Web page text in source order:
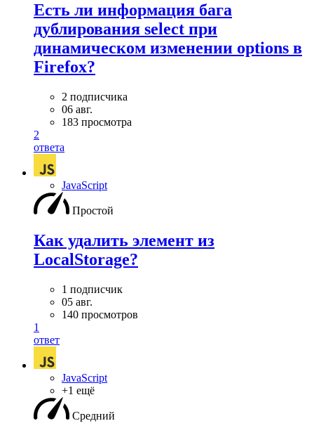
Есть ли информация бага
дублирования select при
динамическом изменении options в
Firefox?
2 подписчика
06 авг.
183 просмотра
2
ответа
JavaScript
Простой
Как удалить элемент из
LocalStorage?
1 подписчик
05 авг.
140 просмотров
1
ответ
JavaScript
+1 ещё
Средний